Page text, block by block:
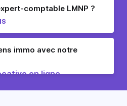
comptable LMNP ?
immo avec notre
en ligne